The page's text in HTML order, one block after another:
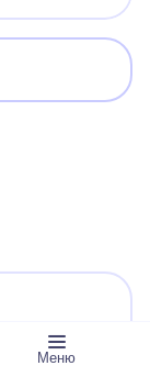
Меню